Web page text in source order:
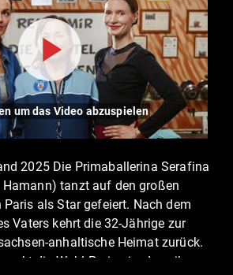
um das Video abzuspielen
2025 Die Primaballerina Serafina
tanzt auf den großen
als Star gefeiert. Nach dem
Vaters kehrt die 32-Jährige zur
anhaltische Heimat zurück.
die Wahl-Pariserin, dass ihre